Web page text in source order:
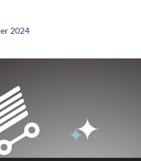
2024